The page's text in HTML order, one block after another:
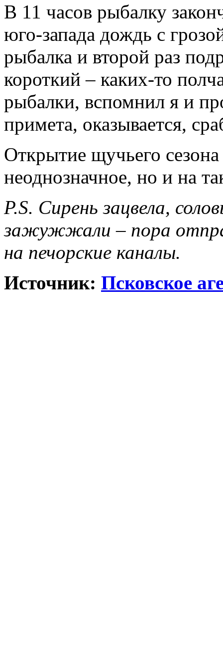
В 11 часов рыбалку
юго-запада дождь с
рыбалка и второй раз
короткий – каких-то
рыбалки, вспомнил я и
примета, оказывается,
Открытие щучьего сезона
неоднозначное, но и на
P.S. Сирень зацвела,
зажужжали – пора
на печорские каналы.
Источник: Псковское